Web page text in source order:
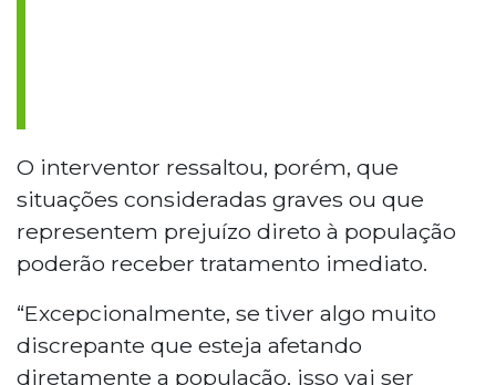
O interventor ressaltou, porém, que
situações consideradas graves ou que
representem prejuízo direto à população
poderão receber tratamento imediato.
“Excepcionalmente, se tiver algo muito
discrepante que esteja afetando
diretamente a população, isso vai ser